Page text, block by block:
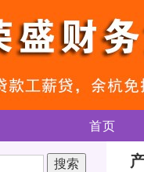
首页